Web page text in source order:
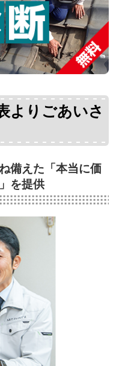
よりごあいさ
備えた 「本当に価
を提供